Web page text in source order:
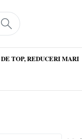
DE TOP, REDUCERI MARI